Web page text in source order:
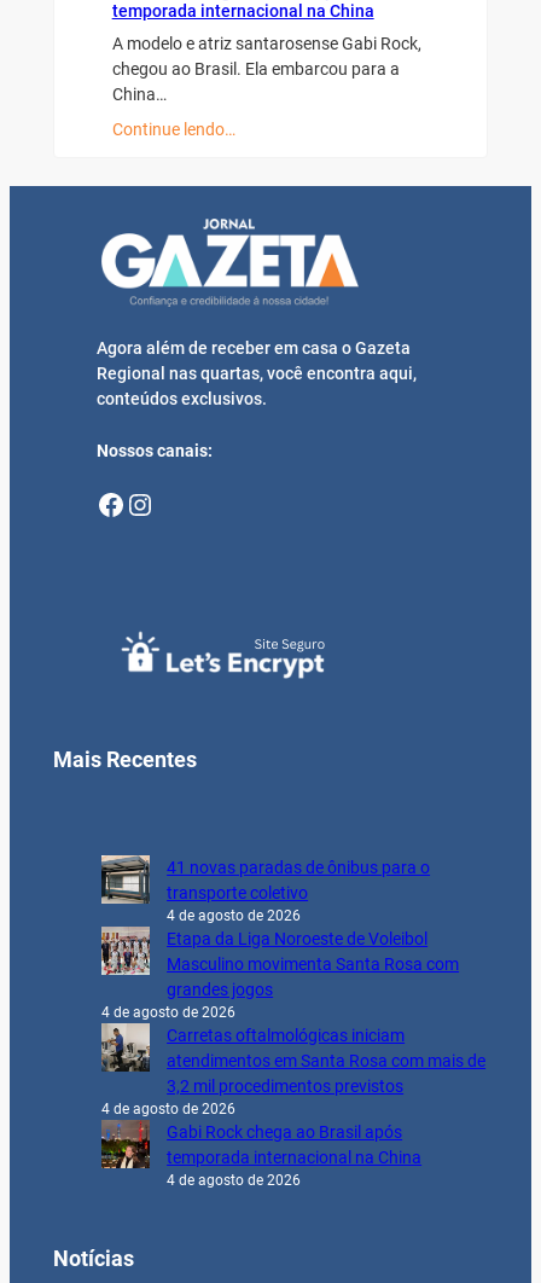
temporada internacional na China
A modelo e atriz santarosense Gabi Rock,
chegou ao Brasil. Ela embarcou para a
China…
Continue lendo…
Agora além de receber em casa o Gazeta
Regional nas quartas, você encontra aqui,
conteúdos exclusivos.
Nossos canais:
Facebook Instagram
Mais Recentes
41 novas paradas de ônibus para o
transporte coletivo
4 de agosto de 2026
Etapa da Liga Noroeste de Voleibol
Masculino movimenta Santa Rosa com
grandes jogos
4 de agosto de 2026
Carretas oftalmológicas iniciam
atendimentos em Santa Rosa com mais de
3,2 mil procedimentos previstos
4 de agosto de 2026
Gabi Rock chega ao Brasil após
temporada internacional na China
4 de agosto de 2026
Notícias